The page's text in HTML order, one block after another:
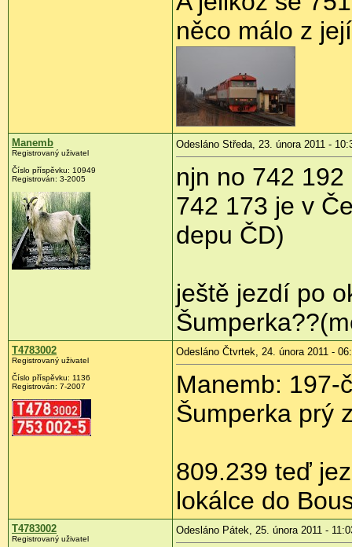
něco málo z
Manemb
Registrovaný uživatel
Číslo příspěvku: 10949
Registrován: 3-2005
Odesláno Středa, 23. února 2011 -
njn no 742
742 173 je v
depu ČD)
ještě jezdí po
T4783002
Registrovaný uživatel
Číslo příspěvku: 1136
Registrován: 7-2007
Odesláno Čtvrtek, 24. února 2011 -
Manemb: 197-
Šumperka prý
809.239 teď
lokálce do
T4783002
Registrovaný uživatel
Odesláno Pátek, 25. února 2011 -